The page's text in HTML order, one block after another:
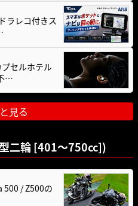
ラレコ付きス
プセルホテル
…
見る
二輪 [401〜750cc])
500 / Z500の